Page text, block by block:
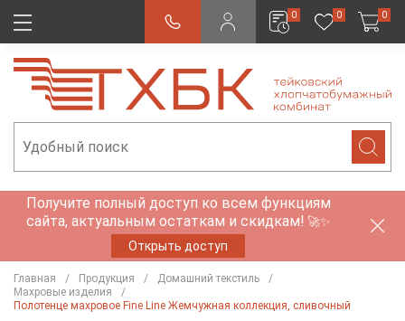
0 0 0
Получите полный доступ ко всем функциям
сайта, актуальным остаткам и скидкам! 🚀✨
Открыть доступ
Главная Продукция
Домашний текстиль
Махровые изделия
Полотенце махровое Fine Line Жемчужная коллекция, сливочный